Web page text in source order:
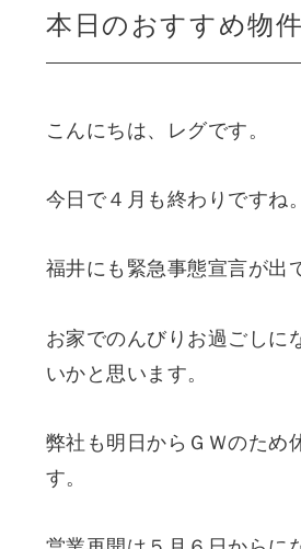
本日のおすすめ物件
こんにちは、レグです。
今日で４月も終わりですね。
福井にも緊急事態宣言が出
お家でのんびりお過ごしに
いかと思います。
弊社も明日からＧＷのため
す。